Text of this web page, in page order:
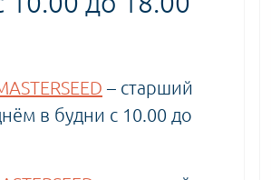
– старший
в будни с 10.00 до